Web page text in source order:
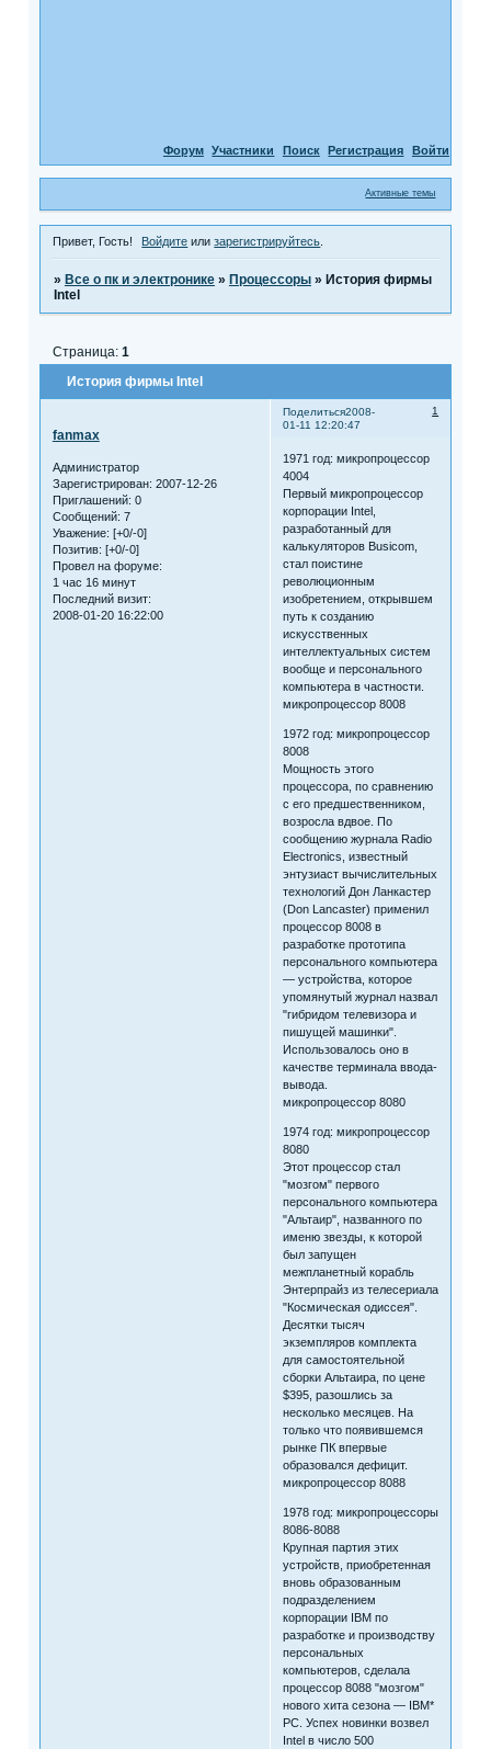
Форум Участники Поиск Регистрация Войти
Активные темы
Привет, Гость! Войдите илизарегистрируйтесь.
» Все о пк и электронике » Процессоры » История фирмы
Intel
История фирмы Intel
Страница: 1
Поделиться 1
2008-
01-11 12:20:47
fanmax
Администратор
Зарегистрирован: 2007-12-26
Приглашений: 0
Сообщений: 7
Уважение: [+0/-0]
Позитив: [+0/-0]
Провел на форуме:
1 час 16 минут
Последний визит:
2008-01-20 16:22:00
1971 год: микропроцессор
4004
Первый микропроцессор
корпорации Intel,
разработанный для
калькуляторов Busicom,
стал поистине
революционным
изобретением, открывшем
путь к созданию
искусственных
интеллектуальных систем
вообще и персонального
компьютера в частности.
микропроцессор 8008
1972 год: микропроцессор
8008
Мощность этого
процессора, по сравнению
с его предшественником,
возросла вдвое. По
сообщению журнала Radio
Electronics, известный
энтузиаст вычислительных
технологий Дон Ланкастер
(Don Lancaster) применил
процессор 8008 в
разработке прототипа
персонального компьютера
— устройства, которое
упомянутый журнал назвал
"гибридом телевизора и
пишущей машинки".
Использовалось оно в
качестве терминала ввода-
вывода.
микропроцессор 8080
1974 год: микропроцессор
8080
Этот процессор стал
"мозгом" первого
персонального компьютера
"Альтаир", названного по
именю звезды, к которой
был запущен
межпланетный корабль
Энтерпрайз из телесериала
"Космическая одиссея".
Десятки тысяч
экземпляров комплекта
для самостоятельной
сборки Альтаира, по цене
$395, разошлись за
несколько месяцев. На
только что появившемся
рынке ПК впервые
образовался дефицит.
микропроцессор 8088
1978 год: микропроцессоры
8086-8088
Крупная партия этих
устройств, приобретенная
вновь образованным
подразделением
корпорации IBM по
разработке и производству
персональных
компьютеров, сделала
процессор 8088 "мозгом"
нового хита сезона — IBM*
PC. Успех новинки возвел
Intel в число 500